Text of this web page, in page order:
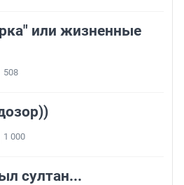
или жизненные
508
1 000
султан...